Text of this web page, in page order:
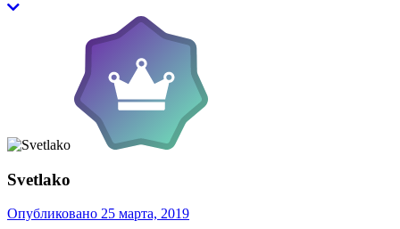
Svetlako
Опубликовано 25 марта, 2019